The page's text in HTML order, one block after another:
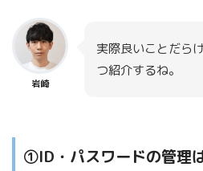
岩崎
実際良いことだら
つ紹介するね。
①ID・パスワードの管理